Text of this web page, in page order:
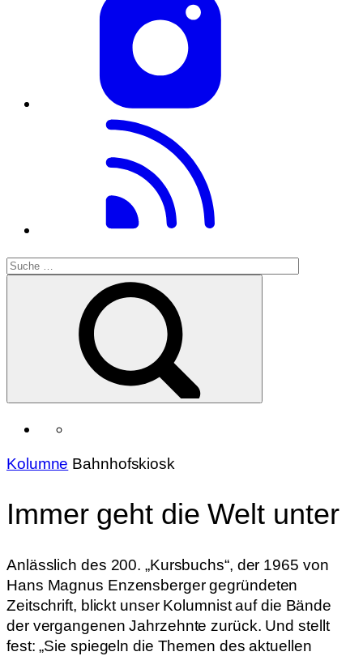
Kolumne Bahnhofskiosk
Immer geht die Welt unter
Anlässlich des 200. „Kursbuchs“, der 1965 von
Hans Magnus Enzensberger gegründeten
Zeitschrift, blickt unser Kolumnist auf die Bände
der vergangenen Jahrzehnte zurück. Und stellt
fest: „Sie spiegeln die Themen des aktuellen